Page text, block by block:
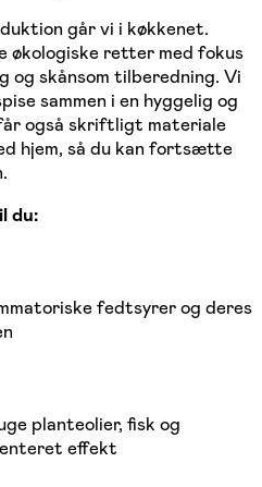
går vi i køkkenet.
økologiske retter med fokus
og skånsom tilberedning. Vi
sammen i en hyggelig og
også skriftligt materiale
hjem, så du kan fortsætte
du:
fedtsyrer og deres
planteolier, fisk og
effekt